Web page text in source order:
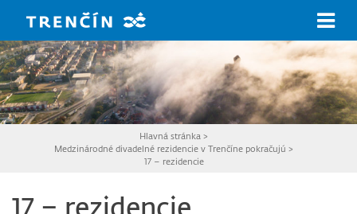
Hlavná stránka >
Medzinárodné divadelné rezidencie v Trenčíne pokračujú >
17 – rezidencie
17 – rezidencie